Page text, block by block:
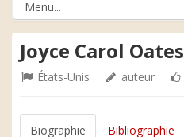
Joyce Carol Oates
États-Unis auteur
Biographie Bibliographie